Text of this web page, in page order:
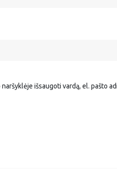
išsaugoti vardą, el. pašto